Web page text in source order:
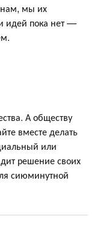
нам, мы их
идей пока нет —
А обществу
вместе делать
или
решение своих
сиюминутной